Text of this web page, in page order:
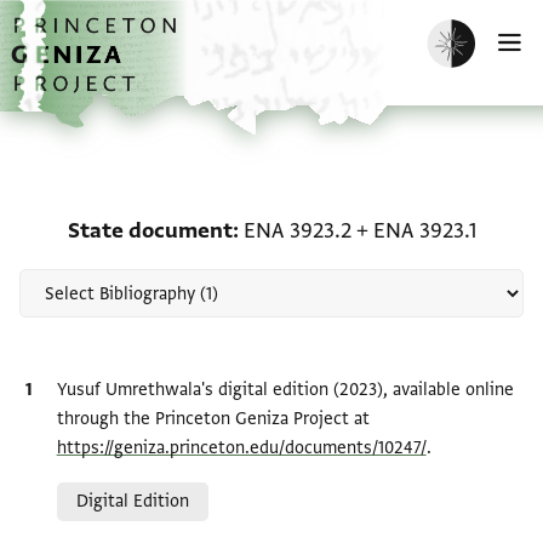
Skip to main content
home
Enable dark
State document ENA 3923.2+ ENA 3923.1
Bibliographic citation
Yusuf Umrethwala's digital edition (2023), available online
through the Princeton Geniza Project at
https://geniza.princeton.edu/documents/10247/.
Digital Edition